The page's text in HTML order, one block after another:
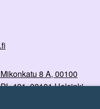
Mikonkatu 8 A, 00100
421, 00101 Helsinki